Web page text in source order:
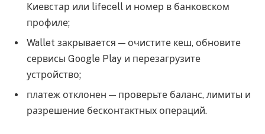
Киевстар или lifecell и номер в банковском
профиле;
Wallet закрывается — очистите кеш, обновите
сервисы Google Play и перезагрузите
устройство;
платеж отклонен — проверьте баланс, лимиты и
разрешение бесконтактных операций.